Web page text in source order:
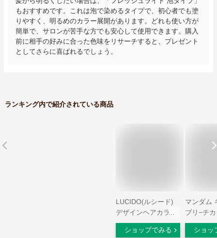
もおすすめです。これは泡で染めるタイプで、初心者でも塗
りやすく、明るめのカラー展開があります。どれも使い方が
簡単で、サロンが苦手な方でも安心して使用できます。購入
前に相手の好みに合った色味をリサーチすると、プレゼント
としてさらに喜ばれるでしょう。
ランキング内で紹介されている商品
LUCIDO(ルシード)
デザインヘアカラー
クールアッシュ 白髪
染め メンズ(1セッ
ショップでみる
マンダム
ブリ−チ
ロゼ | メ
チ カラ
ショッ